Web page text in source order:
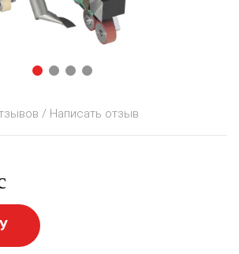
/ Написать отзыв